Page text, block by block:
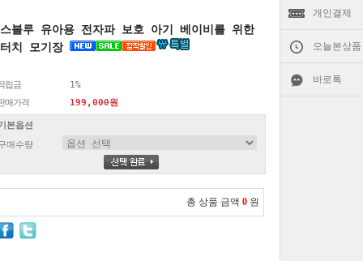
개인결제
오늘본상품
바로톡
블루 유아용 전자파 보호 아기 베이비를 위한
치 모기장
립금
1%
매가격
199,000원
본옵션
매수량
총 상품 금액 0 원